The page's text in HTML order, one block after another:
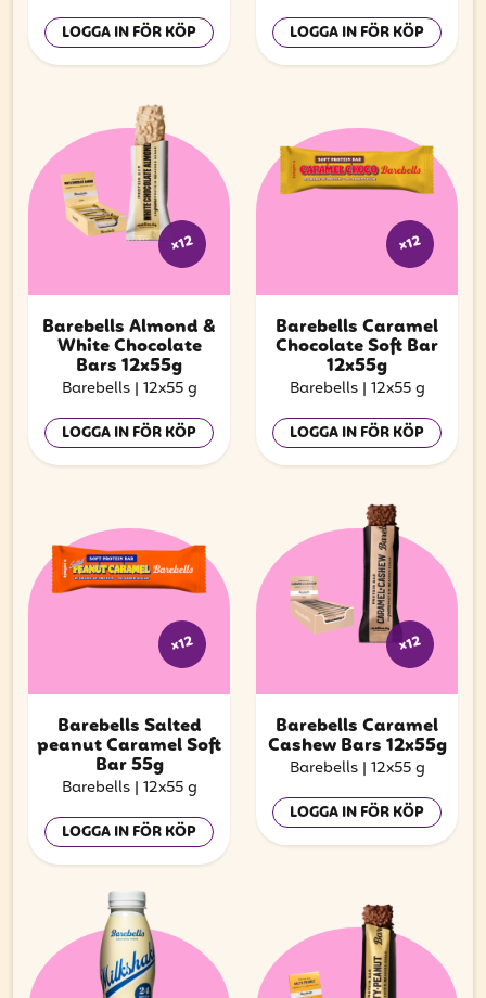
LOGGA IN FÖR KÖP LOGGA IN FÖR KÖP
x12
Barebells Almond &
White Chocolate
Bars 12x55g
Barebells | 12x55 g
LOGGA IN FÖR KÖP
x12
Barebells Caramel
Chocolate Soft Bar
12x55g
Barebells | 12x55 g
LOGGA IN FÖR KÖP
x12
Barebells Salted
peanut Caramel Soft
Bar 55g
Barebells | 12x55 g
LOGGA IN FÖR KÖP
x12
Barebells Caramel
Cashew Bars 12x55g
Barebells | 12x55 g
LOGGA IN FÖR KÖP